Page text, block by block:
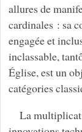
allures de
cardinales : sa
engagée et
inclassable,
Église, est un
catégories
La